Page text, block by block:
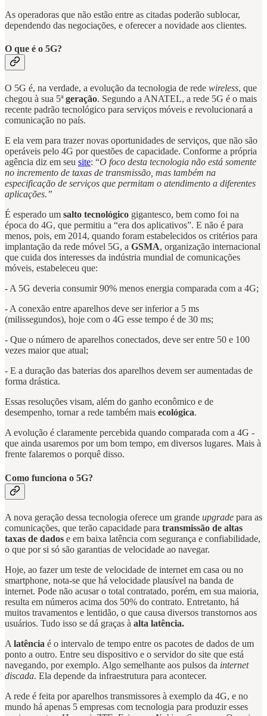
As operadoras que não estão entre as citadas poderão sublocar,
dependendo das negociações, e oferecer a novidade aos clientes.
O que é o 5G?
O 5G é, na verdade, a evolução da tecnologia de rede wireless, que
chegou à sua 5ªgeração. Segundo a ANATEL, a rede 5G é o mais
recente padrão tecnológico para serviços móveis e revolucionará a
comunicação no país.
E ela vem para trazer novas oportunidades de serviços, que não são
operáveis pelo 4G por questões de capacidade. Conforme a própria
agência diz em seu site: “O foco desta tecnologia não está somente
no incremento de taxas de transmissão, mas também na
especificação de serviços que permitam o atendimento a diferentes
aplicações.”
É esperado um salto tecnológico gigantesco, bem como foi na
época do 4G, que permitiu a “era dos aplicativos”. E não é para
menos, pois, em 2014, quando foram estabelecidos os critérios para
implantação da rede móvel 5G, a GSMA, organização internacional
que cuida dos interesses da indústria mundial de comunicações
móveis, estabeleceu que:
- A 5G deveria consumir 90% menos energia comparada com a 4G;
- A conexão entre aparelhos deve ser inferior a 5 ms
(milissegundos), hoje com o 4G esse tempo é de 30 ms;
- Que o número de aparelhos conectados, deve ser entre 50 e 100
vezes maior que atual;
- E a duração das baterias dos aparelhos devem ser aumentadas de
forma drástica.
Essas resoluções visam, além do ganho econômico e de
desempenho, tornar a rede também mais ecológica.
A evolução é claramente percebida quando comparada com a 4G -
que ainda usaremos por um bom tempo, em diversos lugares. Mais à
frente falaremos o porquê disso.
Como funciona o 5G?
A nova geração dessa tecnologia oferece um grande upgrade para as
comunicações, que terão capacidade para transmissão de altas
taxas de dados e em baixa latência com segurança e confiabilidade,
o que por si só são garantias de velocidade ao navegar.
Hoje, ao fazer um teste de velocidade de internet em casa ou no
smartphone, nota-se que há velocidade plausível na banda de
internet. Pode não acusar o total contratado, porém, em sua maioria,
resulta em números acima dos 50% do contrato. Entretanto, há
muitos travamentos e lentidão, o que causa diversos transtornos aos
usuários. Tudo isso se dá graças à alta latência.
A latência é o intervalo de tempo entre os pacotes de dados de um
ponto a outro. Entre seu dispositivo e o servidor do site que está
navegando, por exemplo. Algo semelhante aos pulsos da internet
discada. Ela depende da infraestrutura para acontecer.
A rede é feita por aparelhos transmissores à exemplo da 4G, e no
mundo há apenas 5 empresas com tecnologia para produzir esses